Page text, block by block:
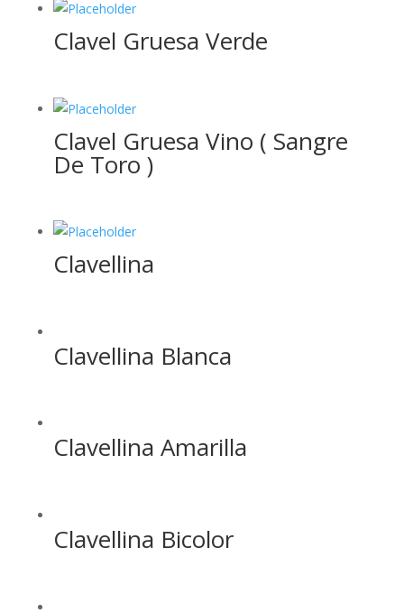
Clavel Gruesa Verde
Clavel Gruesa Vino ( Sangre
De Toro )
Clavellina
Clavellina Blanca
Clavellina Amarilla
Clavellina Bicolor